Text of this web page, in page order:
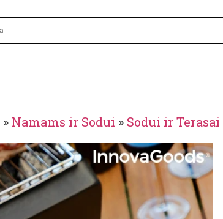
» Namams ir Sodui » Sodui ir Terasai